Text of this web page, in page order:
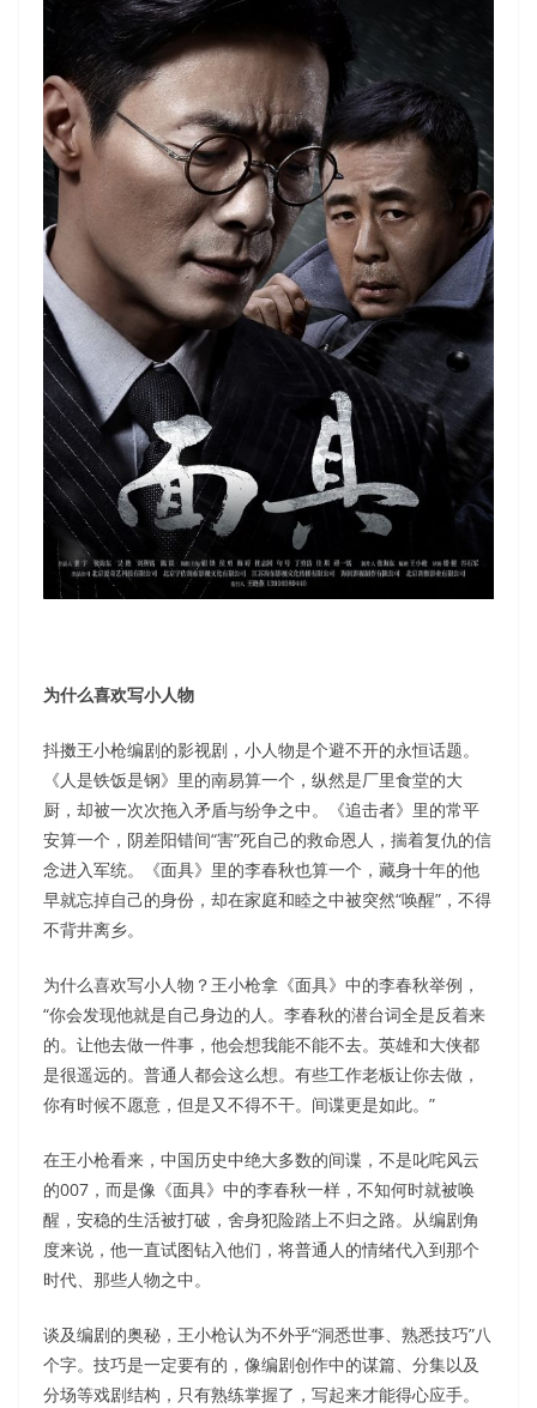
为什么喜欢写小人物
抖擞王小枪编剧的影视剧，小人物是个避不开的永恒话题。
《人是铁饭是钢》里的南易算一个，纵然是厂里食堂的大
厨，却被一次次拖入矛盾与纷争之中。《追击者》里的常平
安算一个，阴差阳错间“害”死自己的救命恩人，揣着复仇的信
念进入军统。《面具》里的李春秋也算一个，藏身十年的他
早就忘掉自己的身份，却在家庭和睦之中被突然“唤醒”，不得
不背井离乡。
为什么喜欢写小人物？王小枪拿《面具》中的李春秋举例，
“你会发现他就是自己身边的人。李春秋的潜台词全是反着来
的。让他去做一件事，他会想我能不能不去。英雄和大侠都
是很遥远的。普通人都会这么想。有些工作老板让你去做，
你有时候不愿意，但是又不得不干。间谍更是如此。”
在王小枪看来，中国历史中绝大多数的间谍，不是叱咤风云
的007，而是像《面具》中的李春秋一样，不知何时就被唤
醒，安稳的生活被打破，舍身犯险踏上不归之路。从编剧角
度来说，他一直试图钻入他们，将普通人的情绪代入到那个
时代、那些人物之中。
谈及编剧的奥秘，王小枪认为不外乎“洞悉世事、熟悉技巧”八
个字。技巧是一定要有的，像编剧创作中的谋篇、分集以及
分场等戏剧结构，只有熟练掌握了，写起来才能得心应手。